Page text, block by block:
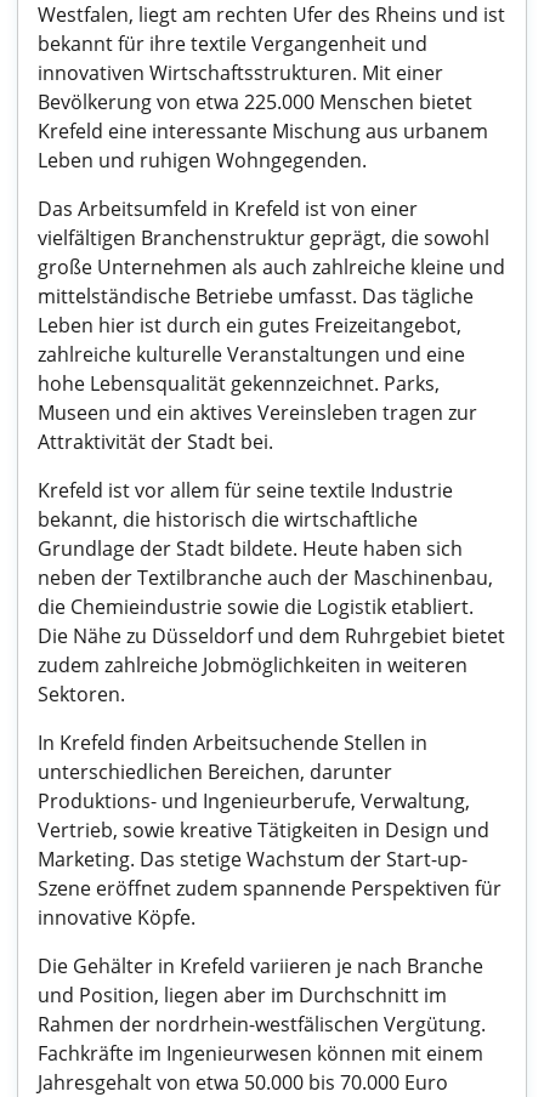
Westfalen, liegt am rechten Ufer des Rheins und ist
bekannt für ihre textile Vergangenheit und
innovativen Wirtschaftsstrukturen. Mit einer
Bevölkerung von etwa 225.000 Menschen bietet
Krefeld eine interessante Mischung aus urbanem
Leben und ruhigen Wohngegenden.
Das Arbeitsumfeld in Krefeld ist von einer
vielfältigen Branchenstruktur geprägt, die sowohl
große Unternehmen als auch zahlreiche kleine und
mittelständische Betriebe umfasst. Das tägliche
Leben hier ist durch ein gutes Freizeitangebot,
zahlreiche kulturelle Veranstaltungen und eine
hohe Lebensqualität gekennzeichnet. Parks,
Museen und ein aktives Vereinsleben tragen zur
Attraktivität der Stadt bei.
Krefeld ist vor allem für seine textile Industrie
bekannt, die historisch die wirtschaftliche
Grundlage der Stadt bildete. Heute haben sich
neben der Textilbranche auch der Maschinenbau,
die Chemieindustrie sowie die Logistik etabliert.
Die Nähe zu Düsseldorf und dem Ruhrgebiet bietet
zudem zahlreiche Jobmöglichkeiten in weiteren
Sektoren.
In Krefeld finden Arbeitsuchende Stellen in
unterschiedlichen Bereichen, darunter
Produktions- und Ingenieurberufe, Verwaltung,
Vertrieb, sowie kreative Tätigkeiten in Design und
Marketing. Das stetige Wachstum der Start-up-
Szene eröffnet zudem spannende Perspektiven für
innovative Köpfe.
Die Gehälter in Krefeld variieren je nach Branche
und Position, liegen aber im Durchschnitt im
Rahmen der nordrhein-westfälischen Vergütung.
Fachkräfte im Ingenieurwesen können mit einem
Jahresgehalt von etwa 50.000 bis 70.000 Euro